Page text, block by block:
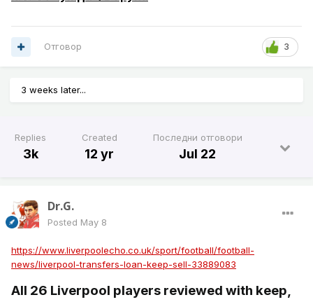
3
Отговор
3 weeks later...
Replies
3k
Created
12 yr
Последни отговори
Jul 22
Dr.G.
Posted May 8
https://www.liverpoolecho.co.uk/sport/football/football-
news/liverpool-transfers-loan-keep-sell-33889083
All 26 Liverpool players reviewed with keep,